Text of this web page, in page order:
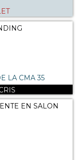
LA CMA 35
EN SALON